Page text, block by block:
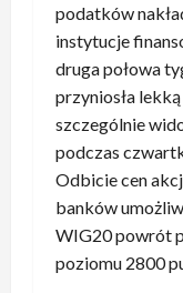
podatków
instytucje
druga połowa
przyniosła
szczególnie
podczas
Odbicie cen
banków
WIG20 powrót
poziomu 2800